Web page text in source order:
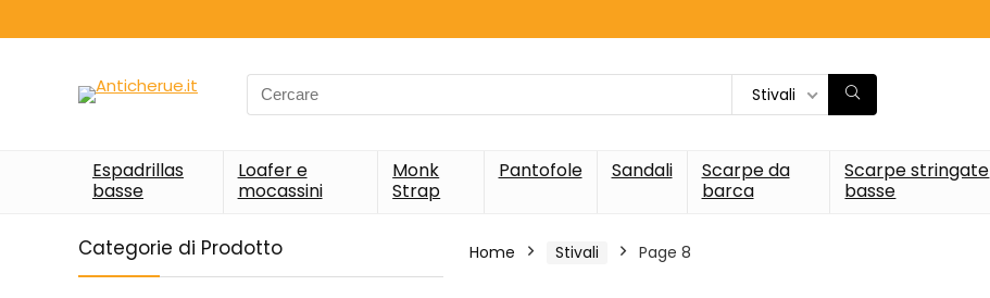
Search
for:
Stivali
Espadrillas
basse
Loafer e
mocassini
Monk
Strap
Pantofole Sandali
Scarpe da
barca
Scarpe stringate
basse
Categorie di Prodotto Home Stivali Page 8